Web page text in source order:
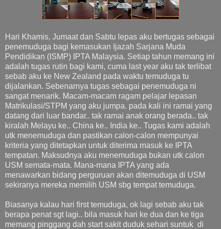
Hari Khamis, Jumaat dan Sabtu lepas aku bertugas sebagai
penemuduga bagi kemasukan Ijazah Sarjana Muda
Pendidikan (ISMP) IPTA Malaysia. Setiap tahun memang ini
adalah tugas rutin bagi kami, cuma last year aku tak terlibat
sebab aku ke New Zealand pada waktu temuduga tu
dijalankan. Sebenarnya tugas sebagai penemuduga ni
sangat menarik. Macam-macam ragam pelajar lepasan
Matrikulasi/STPM yang aku jumpa. pada kali ini ramai yang
datang dari luar bandar.. tak ramai anak orang berada.. tak
kiralah Melayu ke.. China ke.. India ke.. Tugas kami adalah
utk menemuduga dan pastikan calon-calon mempunyai
kriteria yang ditetapkan untuk diterima masuk ke IPTA
tempatan. Maksudnya aku menemuduga bukan utk calon
USM semata-mata. Mana-mana IPTA yang ada
menawarkan bidang perguruan akan ditemuduga di USM
sekiranya mereka memilih USM sbg tempat temuduga.
Biasanya kalau hari first temuduga, ok lagi sebab aku tak
berapa penat sgt lagi.. bila masuk hari ke dua dan ke tiga
memang pinggang dah start sakit duduk sehari suntuk di